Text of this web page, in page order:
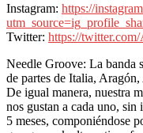
Instagram: https://
Twitter: https://
Needle Groove: La banda
de partes de Italia,
De igual manera, nuestra
nos gustan a cada uno, sin
5 meses, componiéndose